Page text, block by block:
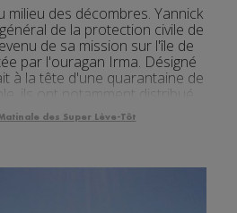
milieu des décombres. Yannick
de la protection civile de
de sa mission sur l'île de
par l'ouragan Irma. Désigné
à la tête d'une quarantaine de
ils ont notamment distribué
[Fichier audio] Aujourd'hui,
de 37 ans est ...
Matinale des Super Lève-Tôt